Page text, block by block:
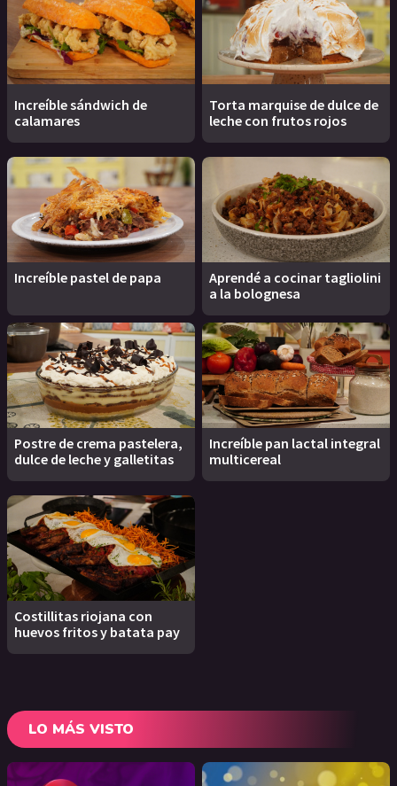
Increíble sándwich de
calamares
Torta marquise de dulce de
leche con frutos rojos
Increíble pastel de papa
Aprendé a cocinar tagliolini
a la bolognesa
Postre de crema pastelera,
dulce de leche y galletitas
Increíble pan lactal integral
multicereal
Costillitas riojana con
huevos fritos y batata pay
LO MÁS VISTO